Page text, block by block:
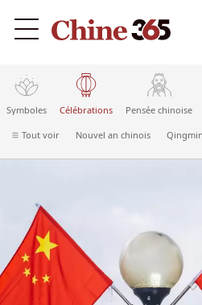
Symboles Célébrations Pensée chinoise
Tout voir Nouvel an chinois